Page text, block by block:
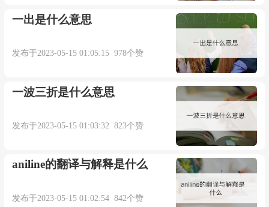
一出是什么意思
发布于2023-05-15 01:05:15 978个赞
一波三折是什么意思
发布于2023-05-15 01:03:32 823个赞
aniline的翻译与解释是什么
发布于2023-05-15 01:02:54 842个赞